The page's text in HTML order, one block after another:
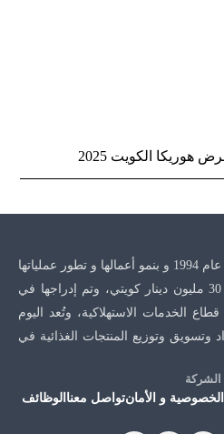
هوريكا الكويت 2025
تأسست شركة العيد للأغذية في عام 1994 و بنمو أعمالها و تطور عملياتها
التشغيلية وصل رأس مالها الى 30 مليون دينار كويتي، وتم إدراجها في
عام 2008 تحت قطاع الخدمات الاستهلاكية، وتُعد اليوم
وتسويق وتوزيع المنتجات الغذائية في
الشركة
الخصوصية و الأمانتواصل معنا الوظائف